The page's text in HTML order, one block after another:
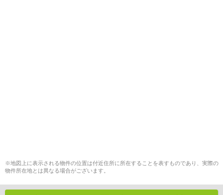
※地図上に表示される物件の位置は付近住所に所在することを表すものであり、実際の
物件所在地とは異なる場合がございます。